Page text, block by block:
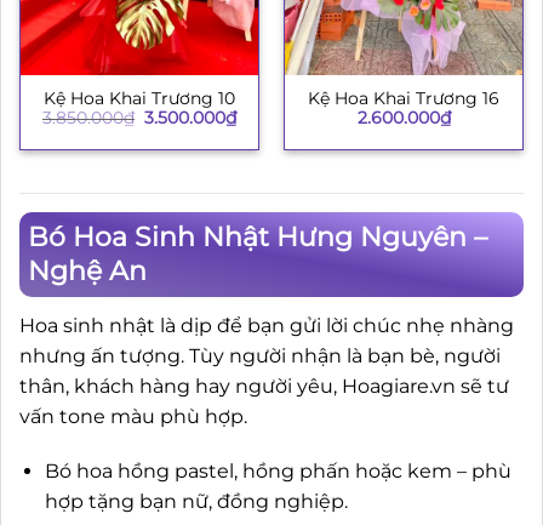
Kệ Hoa Khai Trương 10
3.850.000₫ Giá
là:
3.500.000₫Giá
hiện
tại
Kệ Hoa Khai Trương 16
2.600.000₫
Bó Hoa Sinh Nhật Hưng Nguyên –
Nghệ An
Hoa sinh nhật là dịp để bạn gửi lời chúc nhẹ nhàng
nhưng ấn tượng. Tùy người nhận là bạn bè, người
thân, khách hàng hay người yêu, Hoagiare.vn sẽ tư
vấn tone màu phù hợp.
Bó hoa hồng pastel, hồng phấn hoặc kem – phù
hợp tặng bạn nữ, đồng nghiệp.